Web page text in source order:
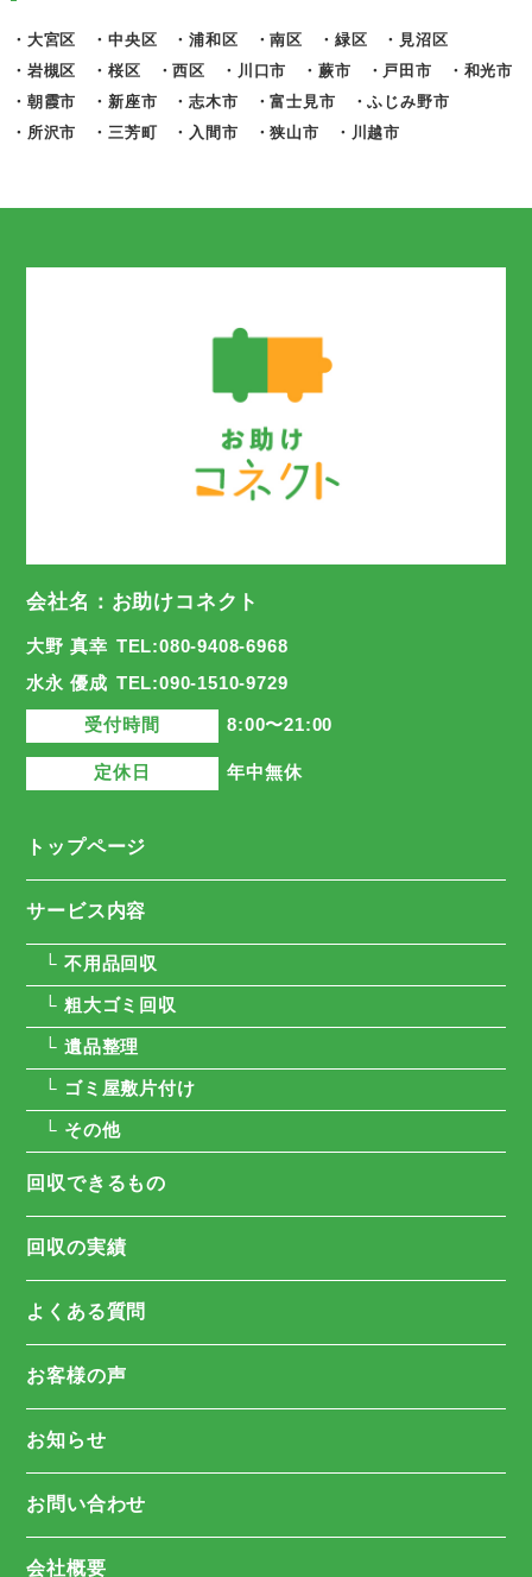
・大宮区 ・中央区 ・浦和区 ・南区 ・緑区
・見沼区
・岩槻区
・桜区 ・西区 ・川口市 ・蕨市 ・戸田市
・和光市
・朝霞市
・新座市 ・志木市 ・富士見市
・ふじみ野市
・所沢市
・三芳町 ・入間市 ・狭山市 ・川越市
会社名：お助けコネクト
大野 真幸 TEL:080-9408-6968
水永 優成 TEL:090-1510-9729
受付時間 8:00〜21:00
定休日 年中無休
トップページ
サービス内容
└ 不用品回収
└ 粗大ゴミ回収
└ 遺品整理
└ ゴミ屋敷片付け
└ その他
回収できるもの
回収の実績
よくある質問
お客様の声
お知らせ
お問い合わせ
会社概要